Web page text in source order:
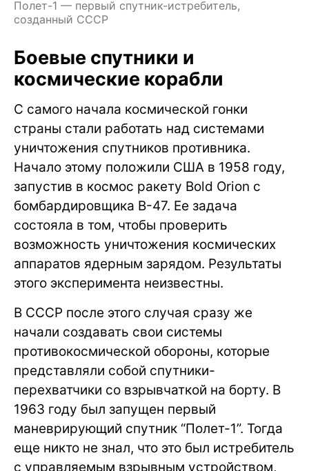
Полет-1 — первый спутник-истребитель,
созданный СССР
Боевые спутники и
космические корабли
С самого начала космической гонки
страны стали работать над системами
уничтожения спутников противника.
Начало этому положили США в 1958 году,
запустив в космос ракету Bold Orion с
бомбардировщика B-47. Ее задача
состояла в том, чтобы проверить
возможность уничтожения космических
аппаратов ядерным зарядом. Результаты
этого эксперимента неизвестны.
В СССР после этого случая сразу же
начали создавать свои системы
противокосмической обороны, которые
представляли собой спутники-
перехватчики со взрывчаткой на борту. В
1963 году был запущен первый
маневрирующий спутник “Полет-1”. Тогда
еще никто не знал, что это был истребитель
с управляемым взрывным устройством,